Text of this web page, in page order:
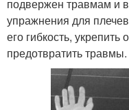
подвержен травмам и
упражнения для
его гибкость,
предотвратить травмы.